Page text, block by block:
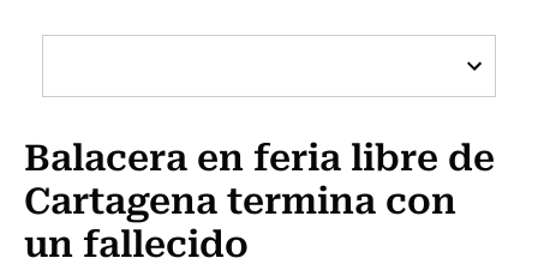
Cultura
Programas Radio y TV Usach
Balacera en feria libre de
Cartagena termina con
un fallecido